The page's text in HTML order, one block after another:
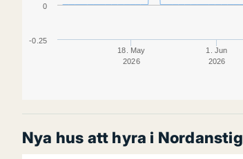
18. May
2026
1. Jun
2026
0
-0.25
Nya hus att hyra i Nordanstig